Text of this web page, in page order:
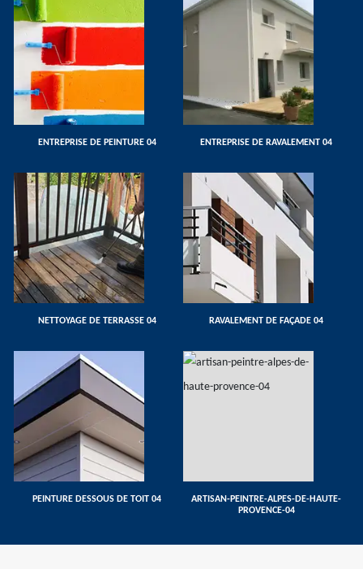
ENTREPRISE DE PEINTURE 04 ENTREPRISE DE RAVALEMENT 04
NETTOYAGE DE TERRASSE 04 RAVALEMENT DE FAÇADE 04
PEINTURE DESSOUS DE TOIT 04
ARTISAN-PEINTRE-ALPES-DE-HAUTE-
PROVENCE-04